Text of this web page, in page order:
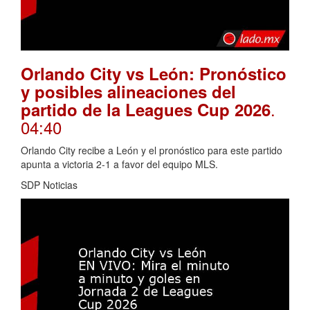
Orlando City vs León: Pronóstico
y posibles alineaciones del
partido de la Leagues Cup 2026.
04:40
Orlando City recibe a León y el pronóstico para este partido
apunta a victoria 2-1 a favor del equipo MLS.
SDP Noticias